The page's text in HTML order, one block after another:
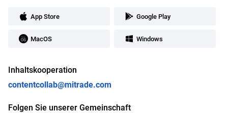
App Store Google Play
MacOS Windows
Inhaltskooperation
contentcollab@mitrade.com
Folgen Sie unserer Gemeinschaft